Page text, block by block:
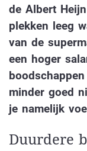
de Albert
plekken leeg
van de
een hoger
minder goed
je namelijk
Duurdere